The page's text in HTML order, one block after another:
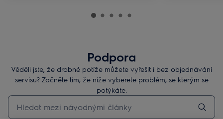
Podpora
Věděli jste, že drobné potíže můžete vyřešit i bez objednávání
servisu? Začněte tím, že níže vyberete problém, se kterým se
potýkáte.
Pro vyhledávání v článcích technické podpory začněte psát